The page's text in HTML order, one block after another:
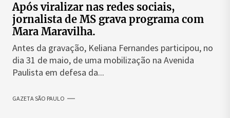
Após viralizar nas redes sociais,
jornalista de MS grava programa com
Mara Maravilha.
Antes da gravação, Keliana Fernandes participou, no
dia 31 de maio, de uma mobilização na Avenida
Paulista em defesa da...
GAZETA SÃO PAULO